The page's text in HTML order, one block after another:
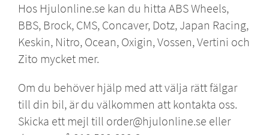
Hos Hjulonline.se kan du hitta ABS Wheels,
BBS, Brock, CMS, Concaver, Dotz, Japan Racing,
Keskin, Nitro, Ocean, Oxigin,Vossen,Vertini och
Zito mycket mer.
Om du behöver hjälp med att välja rätt fälgar
till din bil, är du välkommen att kontakta oss.
Skicka ett mejl till order@hjulonline.se eller